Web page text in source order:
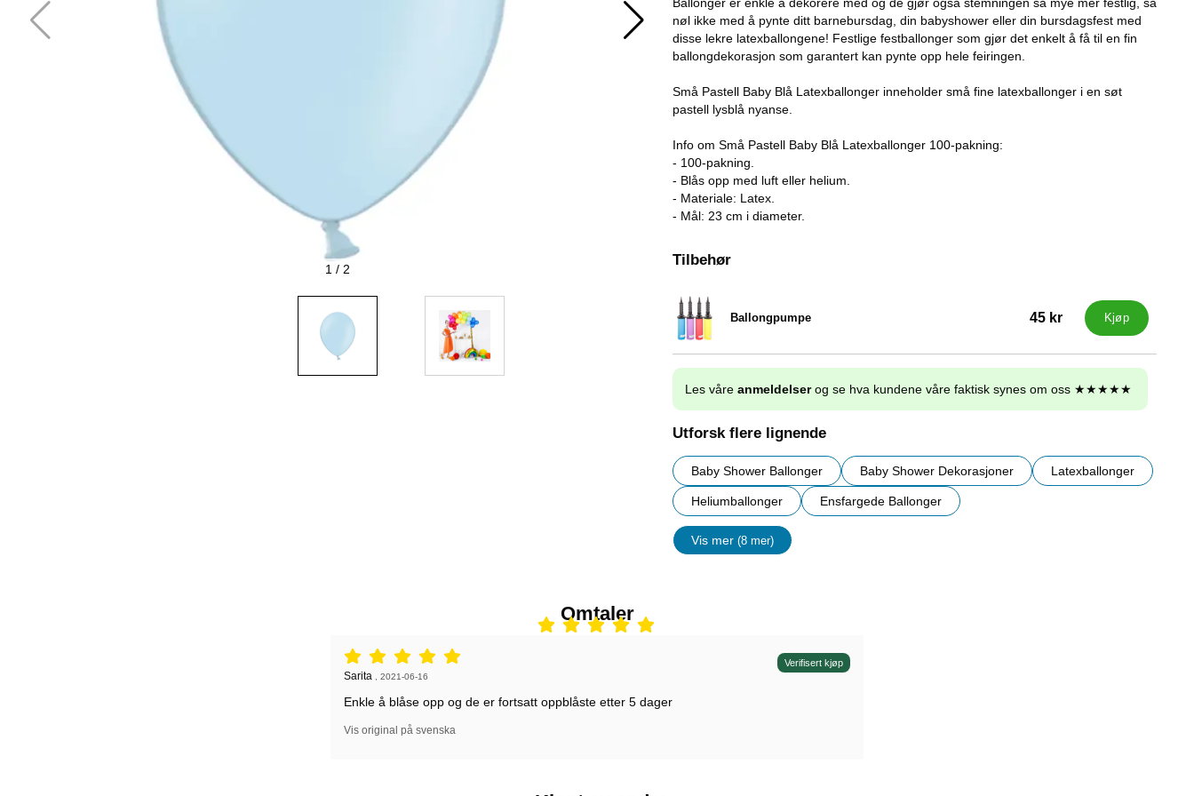
1 / 2
nøl ikke med å pynte ditt barnebursdag, din babyshower eller din bursdagsfest med
disse lekre latexballongene! Festlige festballonger som gjør det enkelt å få til en fin
ballongdekorasjon som garantert kan pynte opp hele feiringen.
Små Pastell Baby Blå Latexballonger inneholder små fine latexballonger i en søt
pastell lysblå nyanse.
Info om Små Pastell Baby Blå Latexballonger 100-pakning:
- 100-pakning.
- Blås opp med luft eller helium.
- Materiale: Latex.
- Mål: 23 cm i diameter.
Tilbehør
Ballongpumpe
Varenummer 9838 45 kr Kjøp
Les våre anmeldelserog se hva kundene våre faktisk synes om oss ★★★★★
Utforsk flere lignende
Baby Shower Ballonger Baby Shower Dekorasjoner Latexballonger
Heliumballonger Ensfargede Ballonger
Vis mer (8 mer)
egenskaper
Omtaler
Vurdering: 5 stjerne av 5,
Verifisert kjøp
Anmeldelse av:
Sarita , 2021-06-16
Enkle å blåse opp og de er fortsatt oppblåste etter 5 dager
Vis original på svenska